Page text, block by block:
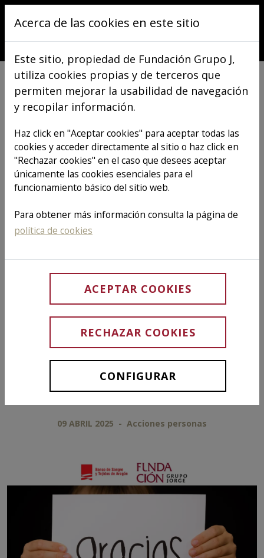
Pasar al contenido principal
VER TODOS LOS ARTÍCULOS
¡GRACIAS por
hacer posible
una jornada
solidaria
increíble!
09 ABRIL 2025 - Acciones personas
Acerca de las cookies en este sitio
Este sitio, propiedad de Fundación Grupo J,
utiliza cookies propias y de terceros que
permiten mejorar la usabilidad de navegación
y recopilar información.
Haz click en "Aceptar cookies" para aceptar todas las
cookies y acceder directamente al sitio o haz click en
"Rechazar cookies" en el caso que desees aceptar
únicamente las cookies esenciales para el
funcionamiento básico del sitio web.
Para obtener más información consulta la página de
política de cookies
ACEPTAR COOKIES
RECHAZAR COOKIES
CONFIGURAR